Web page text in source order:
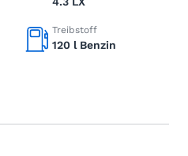
Treibstoff
120 l Benzin